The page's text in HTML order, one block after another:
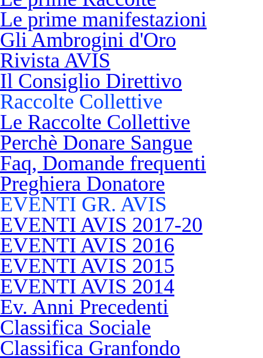
Le prime manifestazioni
Gli Ambrogini d'Oro
Rivista AVIS
Il Consiglio Direttivo
Raccolte Collettive
Le Raccolte Collettive
Perchè Donare Sangue
Faq, Domande frequenti
Preghiera Donatore
EVENTI GR. AVIS
EVENTI AVIS 2017-20
EVENTI AVIS 2016
EVENTI AVIS 2015
EVENTI AVIS 2014
Ev. Anni Precedenti
Classifica Sociale
Classifica Granfondo